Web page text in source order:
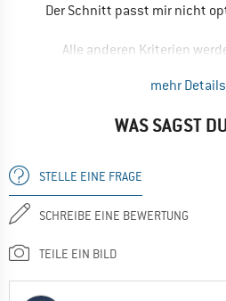
Guter Schnitt
Winddicht
Ja, ich würde das Produkt
Der Schnitt passt mir nicht
Alle anderen Kriterien
mehr Details
WAS SAGST
STELLE EINE FRAGE
SCHREIBE EINE BEWERTUNG
TEILE EIN BILD